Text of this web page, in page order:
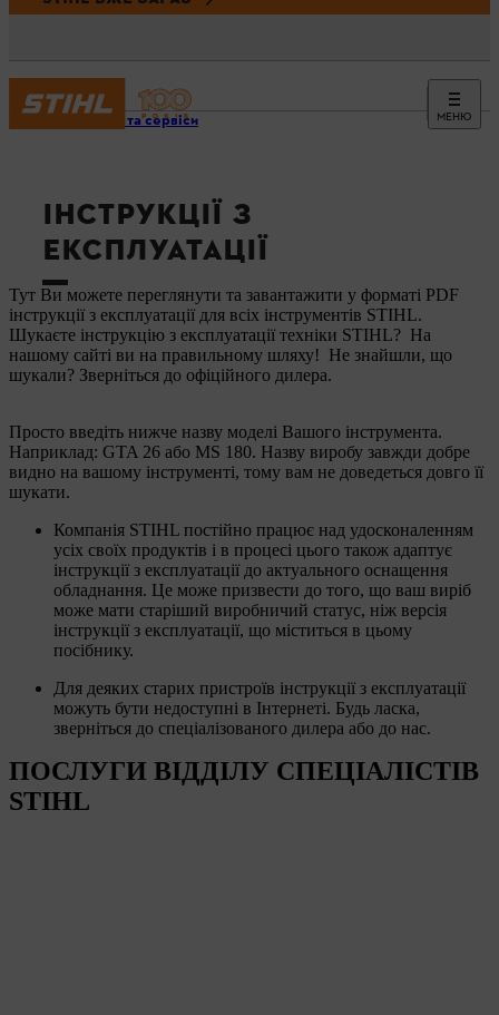
МЕНЮ
Новини та сервіси
ІНСТРУКЦІЇ З
ЕКСПЛУАТАЦІЇ
Тут Ви можете переглянути та завантажити у форматі PDF
інструкції з експлуатації для всіх інструментів STIHL.
Шукаєте інструкцію з експлуатації техніки STIHL? На
нашому сайті ви на правильному шляху! Не знайшли, що
шукали? Зверніться до офіційного дилера.
Просто введіть нижче назву моделі Вашого інструмента.
Наприклад: GTA 26 або MS 180. Назву виробу завжди добре
видно на вашому інструменті, тому вам не доведеться довго її
шукати.
Компанія STIHL постійно працює над удосконаленням
усіх своїх продуктів і в процесі цього також адаптує
інструкції з експлуатації до актуального оснащення
обладнання. Це може призвести до того, що ваш виріб
може мати старіший виробничий статус, ніж версія
інструкції з експлуатації, що міститься в цьому
посібнику.
Для деяких старих пристроїв інструкції з експлуатації
можуть бути недоступні в Інтернеті. Будь ласка,
зверніться до спеціалізованого дилера або до нас.
ПОСЛУГИ ВІДДІЛУ СПЕЦІАЛІСТІВ
STIHL